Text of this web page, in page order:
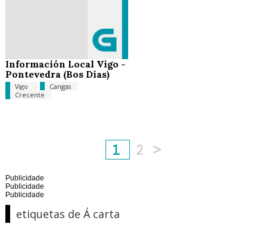
Información Local Vigo -
Pontevedra (Bos Días)
Vigo
Cangas
Crecente
1 2 >
Publicidade
Publicidade
Publicidade
etiquetas de Á carta